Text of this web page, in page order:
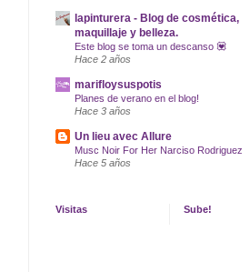
lapinturera - Blog de cosmética,
maquillaje y belleza.
Este blog se toma un descanso 💟
Hace 2 años
marifloysuspotis
Planes de verano en el blog!
Hace 3 años
Un lieu avec Allure
Musc Noir For Her Narciso Rodriguez
Hace 5 años
Visitas Sube!